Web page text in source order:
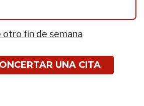
otro fin de semana
UNA CITA